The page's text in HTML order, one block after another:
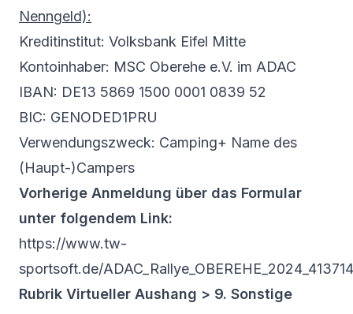
Nenngeld):
Kreditinstitut: Volksbank Eifel Mitte
Kontoinhaber: MSC Oberehe e.V. im ADAC
IBAN: DE13 5869 1500 0001 0839 52
BIC: GENODED1PRU
Verwendungszweck: Camping+ Name des
(Haupt-)Campers
Vorherige Anmeldung über das Formular
unter folgendem Link:
https://www.tw-
sportsoft.de/
Rubrik Virtueller Aushang > 9. Sonstige